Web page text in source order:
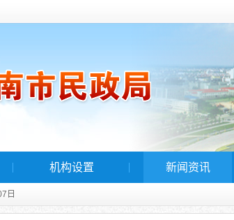
机构设置 新闻资讯
日